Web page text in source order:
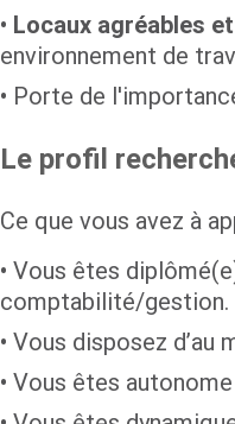
Locaux agréables
environnement de
Porte de
Le profil
Ce que vous avez à
Vous êtes
comptabilité/gestion.
Vous disposez d’au
Vous êtes